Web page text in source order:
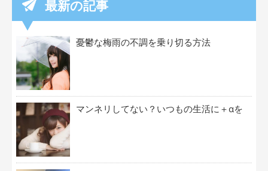
最新の記事
憂鬱な梅雨の不調を乗り切る方法
マンネリしてない？いつもの生活に＋αを